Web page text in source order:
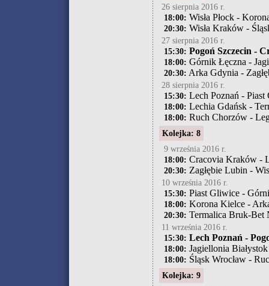
26 sierpnia 2016 r.
18:00: Wisła Płock -
20:30: Wisła Kraków -
27 sierpnia 2016 r.
15:30: Pogoń Szczecin -
18:00: Górnik Łęczna -
20:30: Arka Gdynia -
28 sierpnia 2016 r.
15:30: Lech Poznań -
18:00: Lechia Gdańsk -
18:00: Ruch Chorzów -
Kolejka: 8
9 września 2016 r.
18:00: Cracovia Kraków -
20:30: Zagłębie Lubin -
10 września 2016 r.
15:30: Piast Gliwice -
18:00: Korona Kielce -
20:30: Termalica Bruk-Bet
11 września 2016 r.
15:30: Lech Poznań -
18:00: Jagiellonia
18:00: Śląsk Wrocław -
Kolejka: 9